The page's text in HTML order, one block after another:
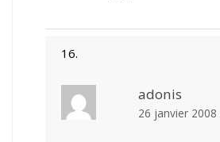
adonis
26 janvier